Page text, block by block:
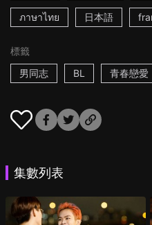
ภาษาไทย 日本語
標籤
男同志
BL 青春戀愛
集數列表